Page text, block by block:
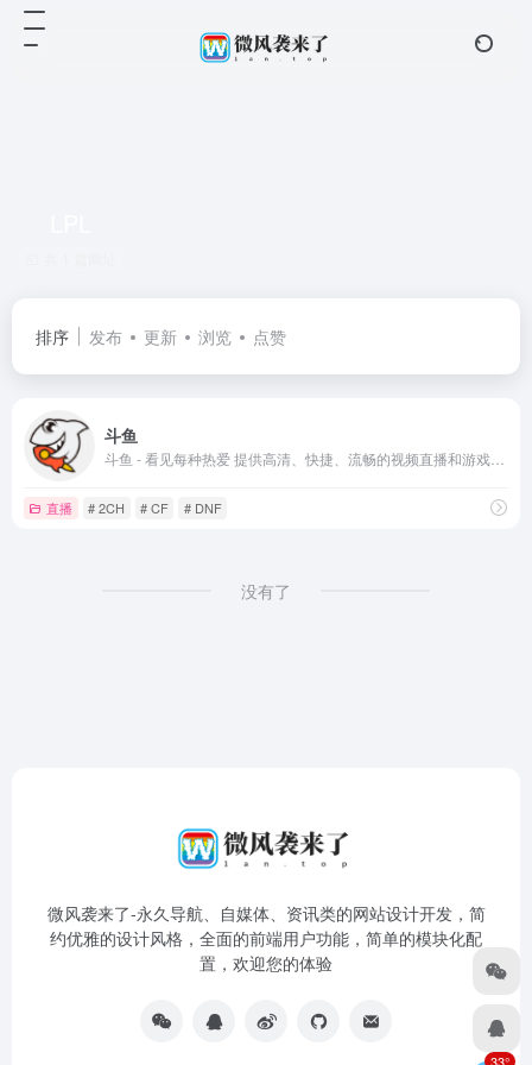
排序 发布 更新 浏览 点赞
斗鱼
直播 # 2CH # CF # DNF
没有了
微风袭来了-永久导航、自媒体、资讯类的网站设计开发，简
约优雅的设计风格，全面的前端用户功能，简单的模块化配
置，欢迎您的体验